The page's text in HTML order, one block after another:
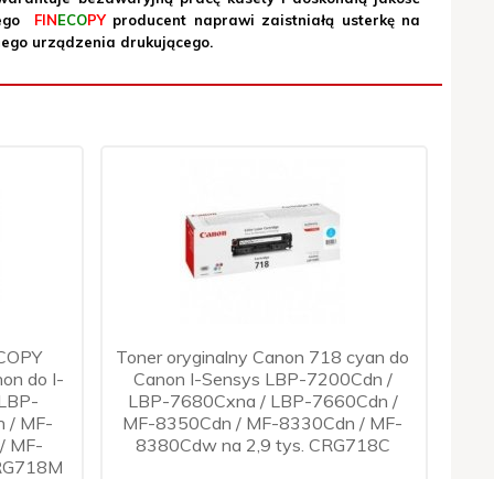
FINECOPYproducent naprawi zaistniałą usterkę na
urządzenia drukującego.
do I-
/ MF-
MF-
Toner oryginalny Canon 718 cyan do
Canon I-Sensys LBP-7200Cdn /
LBP-7680Cxna / LBP-7660Cdn /
MF-8350Cdn / MF-8330Cdn / MF-
8380Cdw na 2,9 tys. CRG718C